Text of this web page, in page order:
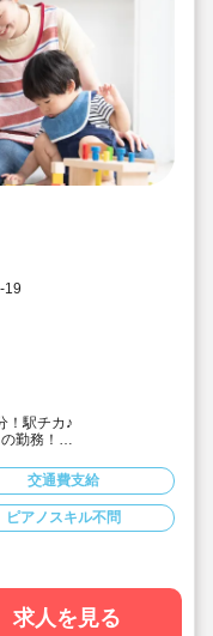
19
！駅チカ♪
勤務！
可！派遣求人♪
実！
てあり！ベネフィット
生！
も安心してご勤務いた
交通費支給
ピアノスキル不問
求人を見る